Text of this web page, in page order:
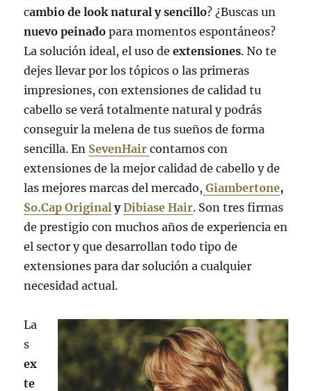
cambio de look natural y sencillo? ¿Buscas un
nuevo peinado para momentos espontáneos?
La solución ideal, el uso deextensiones. No te
dejes llevar por los tópicos o las primeras
impresiones, con extensiones de calidad tu
cabello se verá totalmente natural y podrás
conseguir la melena de tus sueños de forma
sencilla. En SevenHair contamos con
extensiones de la mejor calidad de cabello y de
las mejores marcas del mercado, Giambertone,
So.Cap Original yDibiase Hair. Son tres firmas
de prestigio con muchos años de experiencia en
el sector y que desarrollan todo tipo de
extensiones para dar solución a cualquier
necesidad actual.
La
s
ex
te